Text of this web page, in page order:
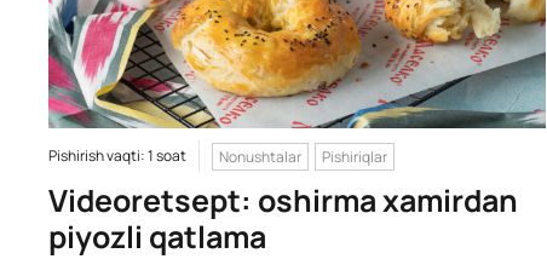
Pishirish vaqti: 1 soat Nonushtalar Pishiriqlar
Videoretsept: oshirma xamirdan
piyozli qatlama